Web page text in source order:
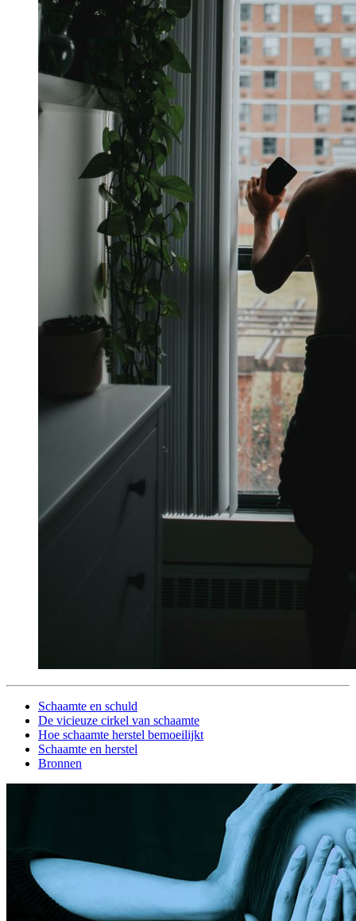
Schaamte en schuld
De vicieuze cirkel van schaamte
Hoe schaamte herstel bemoeilijkt
Schaamte en herstel
Bronnen